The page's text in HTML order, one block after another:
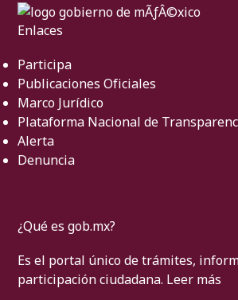
Enlaces
Participa
Publicaciones Oficiales
Marco Jurídico
Plataforma Nacional de
Alerta
Denuncia
¿Qué es gob.mx?
Es el portal único de trámites,
participación ciudadana. Leer más